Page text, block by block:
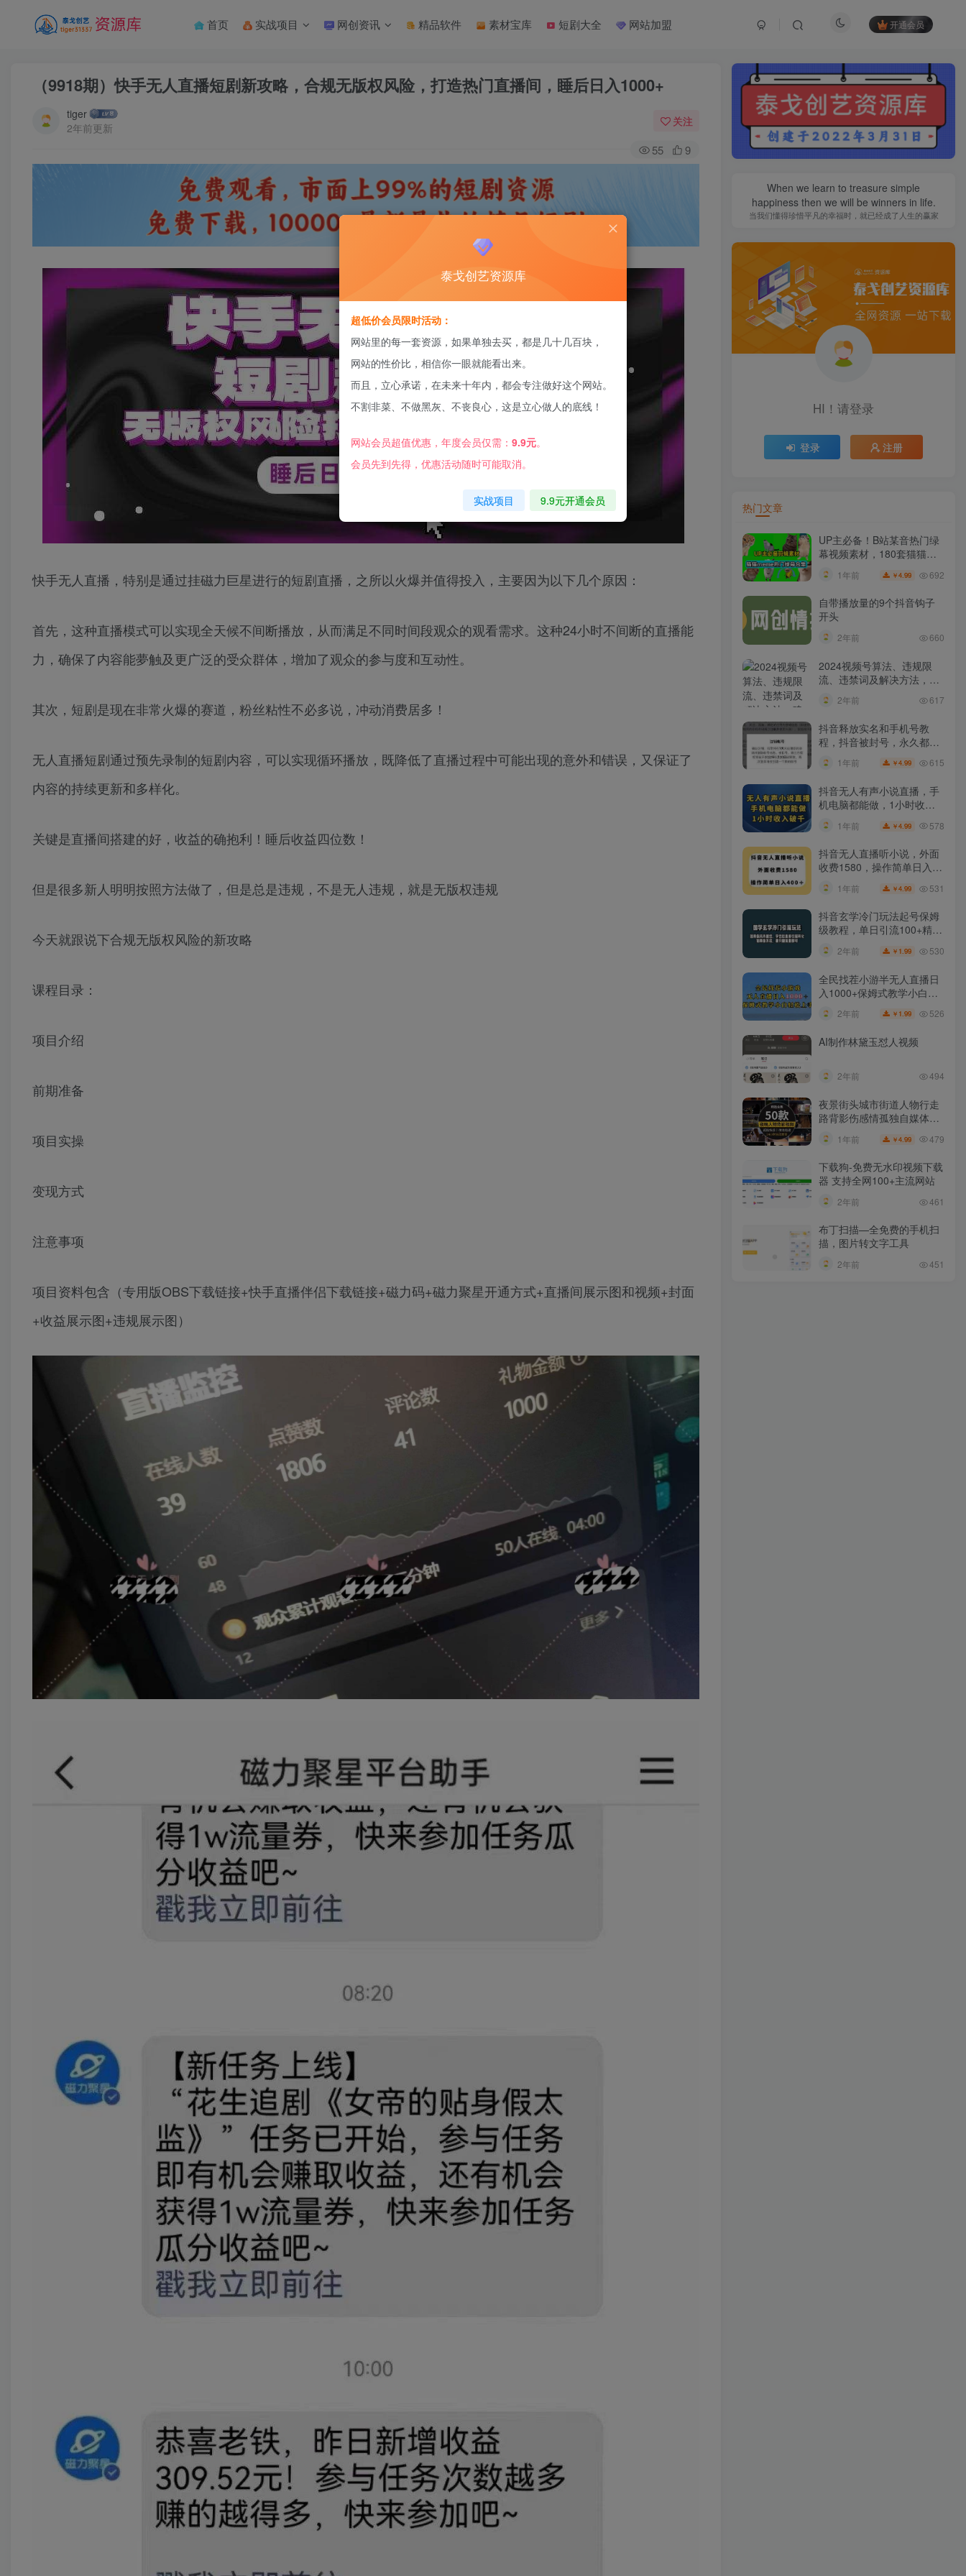
首页 实战项目 网创资讯 精品软件 素材宝库 短剧大全 网站加盟 开通会员
（9918期）快手无人直播短剧新攻略，合规无版权风险，打造热门直播间，睡后日入1000+
tiger
2年前更新
关注
55 9
快手无人直播，特别是通过挂磁力巨星进行的短剧直播，之所以火爆并值得投入，主要因为以下几个原因：
首先，这种直播模式可以实现全天候不间断播放，从而满足不同时间段观众的观看需求。这种24小时不间断的直播能
力，确保了内容能夢触及更广泛的受众群体，增加了观众的参与度和互动性。
其次，短剧是现在非常火爆的赛道，粉丝粘性不必多说，冲动消费居多！
无人直播短剧通过预先录制的短剧内容，可以实现循环播放，既降低了直播过程中可能出现的意外和错误，又保证了
内容的持续更新和多样化。
关键是直播间搭建的好，收益的确抱利！睡后收益四位数！
但是很多新人明明按照方法做了，但是总是违规，不是无人违规，就是无版权违规
今天就跟说下合规无版权风险的新攻略
课程目录：
项目介绍
前期准备
项目实操
变现方式
注意事项
项目资料包含（专用版OBS下载链接+快手直播伴侣下载链接+磁力码+磁力聚星开通方式+直播间展示图和视频+封面
+收益展示图+违规展示图）
When we learn to treasure simple
happiness then we will be winners in life.
当我们懂得珍惜平凡的幸福时，就已经成了人生的赢家
HI！请登录
登录 注册
热门文章
UP主必备！B站某音热门绿
幕视频素材，180套猫猫
meme动态绿幕合集包，含
背景图BGM，含使用教程
1年前 ￥4.99 692
自带播放量的9个抖音钩子
开头
2年前 660
2024视频号算法、违规限
流、违禁词及解决方法，建
2年前 617
抖音释放实名和手机号教
程，抖音被封号，永久都可
1年前 ￥4.99 615
抖音无人有声小说直播，手
机电脑都能做，1小时收入
1年前 ￥4.99 578
抖音无人直播听小说，外面
收费1580，操作简单日入
400+【揭秘】
1年前 ￥4.99 531
抖音玄学冷门玩法起号保姆
级教程，单日引流100+精准
玄学粉
2年前 ￥ 1.99 530
全民找茬小游半无人直播日
入1000+保姆式教学小白轻
2年前 ￥ 1.99 526
AI制作林黛玉怼人视频
2年前 494
夜景街头城市街道人物行走
路背影伤感情孤独自媒体抖
1年前 ￥4.99 479
下载狗-免费无水印视频下载
器 支持全网100+主流网站​
2年前 461
布丁扫描—全免费的手机扫
描，图片转文字工具
2年前 451
泰戈创艺资源库
超低价会员限时活动：
网站里的每一套资源，如果单独去买，都是几十几百块，
网站的性价比，相信你一眼就能看出来。
而且，立心承诺，在未来十年内，都会专注做好这个网站。
不割非菜、不做黑灰、不丧良心，这是立心做人的底线！
网站会员超值优惠，年度会员仅需： 9.9元。
会员先到先得，优惠活动随时可能取消。
实战项目 9.9元开通会员